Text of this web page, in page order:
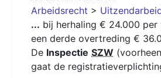
Arbeidsrecht >
... bij herhaling € 24.000 per
een derde overtreding €
De Inspectie SZW
gaat de